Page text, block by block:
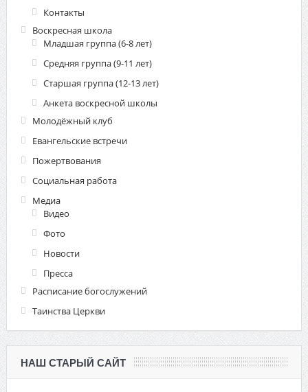
Контакты
Воскресная школа
Младшая группа (6-8 лет)
Средняя группа (9-11 лет)
Старшая группа (12-13 лет)
Анкета воскресной школы
Молодёжный клуб
Евангельские встречи
Пожертвования
Социальная работа
Медиа
Видео
Фото
Новости
Пресса
Расписание богослужений
Таинства Церкви
НАШ СТАРЫЙ САЙТ